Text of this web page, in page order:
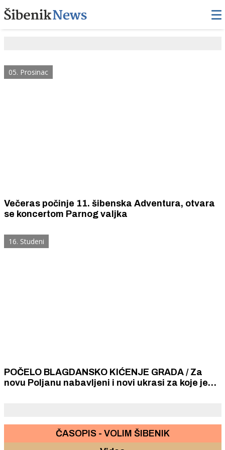
05. Prosinac
Večeras počinje 11. šibenska Adventura, otvara
se koncertom Parnog valjka
16. Studeni
POČELO BLAGDANSKO KIĆENJE GRADA / Za
novu Poljanu nabavljeni i novi ukrasi za koje je
ČASOPIS - VOLIM ŠIBENIK